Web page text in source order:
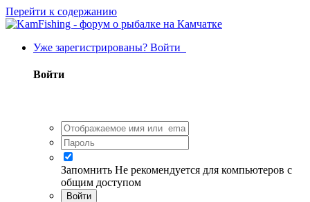
Перейти к содержанию
Уже зарегистрированы? Войти
Войти
Запомнить Не рекомендуется для компьютеров с
общим доступом
Войти